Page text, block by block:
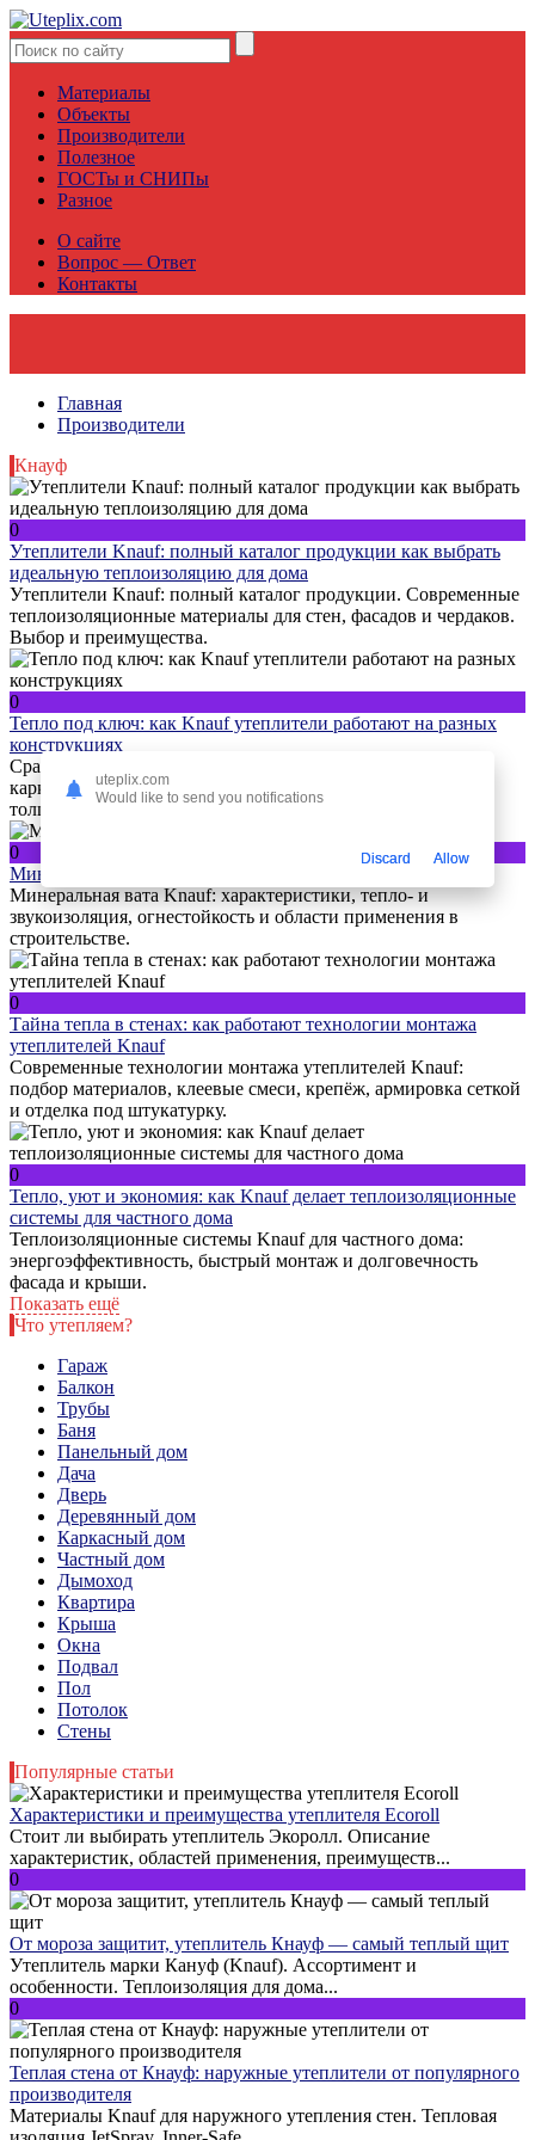
Материалы
Объекты
Производители
Полезное
ГОСТы и СНИПы
Разное
О сайте
Вопрос — Ответ
Контакты
Главная
Производители
Кнауф
0
Утеплители Knauf: полный каталог продукции как выбрать
идеальную теплоизоляцию для дома
Утеплители Knauf: полный каталог продукции. Современные
теплоизоляционные материалы для стен, фасадов и чердаков.
Выбор и преимущества.
0
Тепло под ключ: как Knauf утеплители работают на разных
конструкциях
Сравнение утеплителей Knauf для разных конструкций:
каркасные дома, монолит, утепление стен и крыш, выбор
толщины и характеристик.
0
Минеральная вата Knauf: характеристики и применение
Минеральная вата Knauf: характеристики, тепло- и
звукоизоляция, огнестойкость и области применения в
строительстве.
0
Тайна тепла в стенах: как работают технологии монтажа
утеплителей Knauf
Современные технологии монтажа утеплителей Knauf:
подбор материалов, клеевые смеси, крепёж, армировка сеткой
и отделка под штукатурку.
0
Тепло, уют и экономия: как Knauf делает теплоизоляционные
системы для частного дома
Теплоизоляционные системы Knauf для частного дома:
энергоэффективность, быстрый монтаж и долговечность
фасада и крыши.
Показать ещё
Что утепляем?
Гараж
Балкон
Трубы
Баня
Панельный дом
Дача
Дверь
Деревянный дом
Каркасный дом
Частный дом
Дымоход
Квартира
Крыша
Окна
Подвал
Пол
Потолок
Стены
Популярные статьи
Характеристики и преимущества утеплителя Ecoroll
Стоит ли выбирать утеплитель Экоролл. Описание
характеристик, областей применения, преимуществ...
0
От мороза защитит, утеплитель Кнауф — самый теплый щит
Утеплитель марки Кануф (Knauf). Ассортимент и
особенности. Теплоизоляция для дома...
0
Теплая стена от Кнауф: наружные утеплители от популярного
производителя
Материалы Knauf для наружного утепления стен. Тепловая
uteplix.com
Would like to send you notifications
Discard Allow